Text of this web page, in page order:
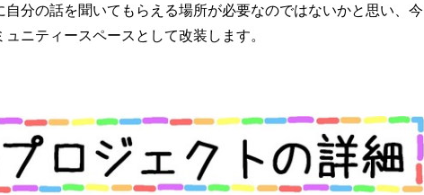
自分の話を聞いてもらえる場所が必要なのではないかと思い、今
ニティースペースとして改装します。